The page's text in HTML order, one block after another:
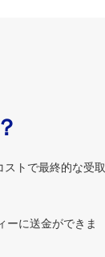
トで最終的な受取
ーに送金ができま